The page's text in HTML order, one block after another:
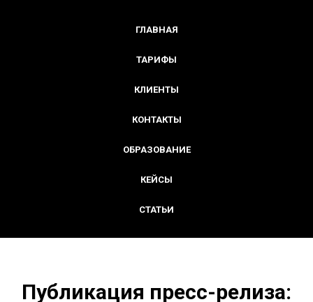
ГЛАВНАЯ
ТАРИФЫ
КЛИЕНТЫ
КОНТАКТЫ
ОБРАЗОВАНИЕ
КЕЙСЫ
СТАТЬИ
Публикация пресс-релиза: